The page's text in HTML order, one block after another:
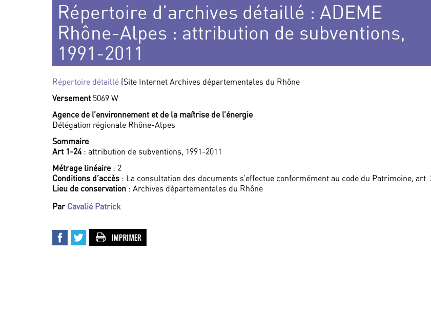
Répertoire d’archives détaillé : ADEME
Rhône-Alpes : attribution de subventions,
1991-2011
Répertoire détaillé (Site Internet Archives départementales du Rhône
Versement 5069 W
Agence de l’environnement et de la maîtrise de l’énergie
Délégation régionale Rhône-Alpes
Sommaire
Art 1-24: attribution de subventions, 1991-2011
Métrage linéaire: 2
Conditions d’accès : La consultation des documents s’effectue conformément au code du Patrimoine, art.
Lieu de conservation : Archives départementales du Rhône
Par Cavalié Patrick